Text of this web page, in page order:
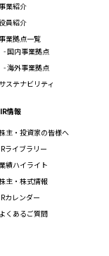
業紹介
員紹介
業拠点一覧
国内事業拠点
海外事業拠点
ステナビリティ
IR情報
主・投資家の皆様へ
ライブラリー
績ハイライト
主・株式情報
カレンダー
くあるご質問